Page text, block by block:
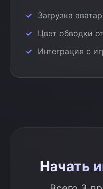
Загрузка
Цвет обводки
Интеграция с
Начать